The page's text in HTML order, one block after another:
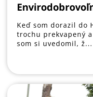
Keď som dorazil do
trochu prekvapený
som si uvedomil, ž...